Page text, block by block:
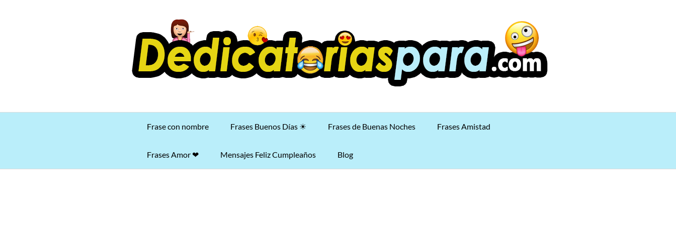
Frase con nombre Frases Buenos Días ☀ Frases de Buenas Noches Frases Amistad
Frases Amor ❤ Mensajes Feliz Cumpleaños Blog